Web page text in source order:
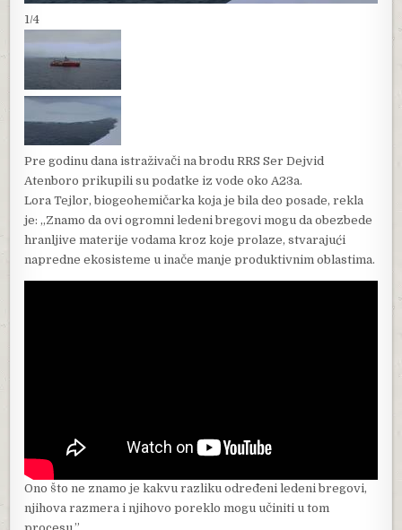
1/4
Pre godinu dana istraživači na brodu RRS Ser Dejvid
Atenboro prikupili su podatke iz vode oko A23a.
Lora Tejlor, biogeohemičarka koja je bila deo posade, rekla
je: „Znamo da ovi ogromni ledeni bregovi mogu da obezbede
hranljive materije vodama kroz koje prolaze, stvarajući
napredne ekosisteme u inače manje produktivnim oblastima.
Ono što ne znamo je kakvu razliku određeni ledeni bregovi,
njihova razmera i njihovo poreklo mogu učiniti u tom